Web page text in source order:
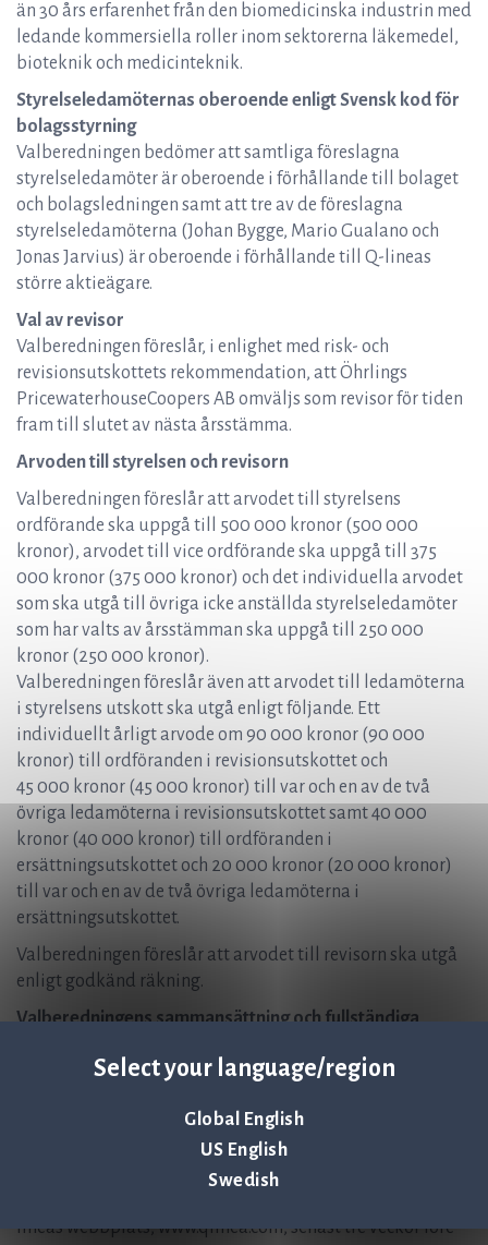
Select your language/region
Global English
US English
Swedish
än 30 års erfarenhet från den biomedicinska industrin med
ledande kommersiella roller inom sektorerna läkemedel,
bioteknik och medicinteknik.
Styrelseledamöternas oberoende enligt Svensk kod för
bolagsstyrning
Valberedningen bedömer att samtliga föreslagna
styrelseledamöter är oberoende i förhållande till bolaget
och bolagsledningen samt att tre av de föreslagna
styrelseledamöterna (Johan Bygge, Mario Gualano och
Jonas Jarvius) är oberoende i förhållande till Q-lineas
större aktieägare.
Val av revisor
Valberedningen föreslår, i enlighet med risk- och
revisionsutskottets rekommendation, att Öhrlings
PricewaterhouseCoopers AB omväljs som revisor för tiden
fram till slutet av nästa årsstämma.
Arvoden till styrelsen och revisorn
Valberedningen föreslår att arvodet till styrelsens
ordförande ska uppgå till 500 000 kronor (500 000
kronor), arvodet till vice ordförande ska uppgå till 375
000 kronor (375 000 kronor) och det individuella arvodet
som ska utgå till övriga icke anställda styrelseledamöter
som har valts av årsstämman ska uppgå till 250 000
kronor (250 000 kronor).
Valberedningen föreslår även att arvodet till ledamöterna
i styrelsens utskott ska utgå enligt följande. Ett
individuellt årligt arvode om 90 000 kronor (90 000
kronor) till ordföranden i revisionsutskottet och
45 000 kronor (45 000 kronor) till var och en av de två
övriga ledamöterna i revisionsutskottet samt 40 000
kronor (40 000 kronor) till ordföranden i
ersättningsutskottet och 20 000 kronor (20 000 kronor)
till var och en av de två övriga ledamöterna i
ersättningsutskottet.
Valberedningen föreslår att arvodet till revisorn ska utgå
enligt godkänd räkning.
Valberedningens sammansättning och fullständiga
Valberedningen inför årsstämman 2026 består av Öystein
Landegren och Johan Bygge.
Valberedningens fullständiga förslag, inklusive
motiveringar och information om de föreslagna
lineas webbplats, www.qlinea.com, senast tre veckor före